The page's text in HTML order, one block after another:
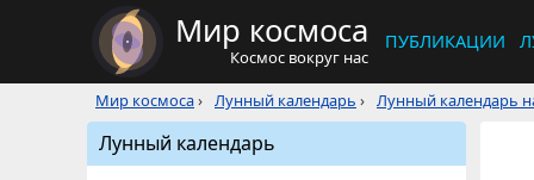
Мир космоса
Космос вокруг нас
ПУБЛИКАЦИИ
Мир космоса› Лунный календарь › Лунный календарь
Лунный календарь